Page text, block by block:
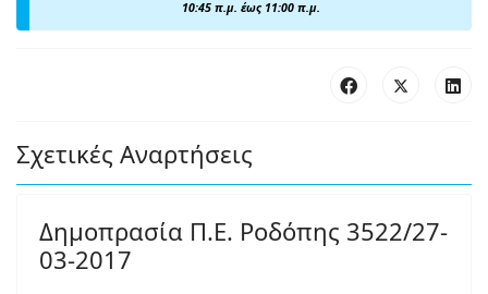
10:45 π.μ. έως 11:00 π.μ.
Σχετικές Αναρτήσεις
Δημοπρασία Π.Ε. Ροδόπης 3522/27-
03-2017